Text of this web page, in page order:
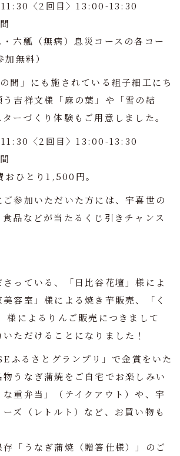
11:30〈2回目〉13:00-13:30
六瓢（無病）息災コースの各コー
無料）
間」にも施されている組子細工にち
吉祥文様「麻の葉」や「雪の結
ーづくり体験もご用意しました。
11:30〈2回目〉13:00-13:30
おひとり1,500円。
参加いただいた方には、宇喜世の
品などが当たるくじ引きチャンス
っている、「日比谷花壇」様によ
容室」様による焼き芋販売、「く
様によるりんご販売につきまして
ただけることになりました！
ふるさとグランプリ」で金賞をいた
うなぎ蒲焼をご自宅でお楽しみい
重弁当」（テイクアウト）や、宇
ズ（レトルト）など、お買い物も
「うなぎ蒲焼（贈答仕様）」のご